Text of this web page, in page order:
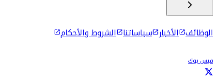
الوظائف الأخبار سياساتنا الشروط والأحكام
فيس بوك